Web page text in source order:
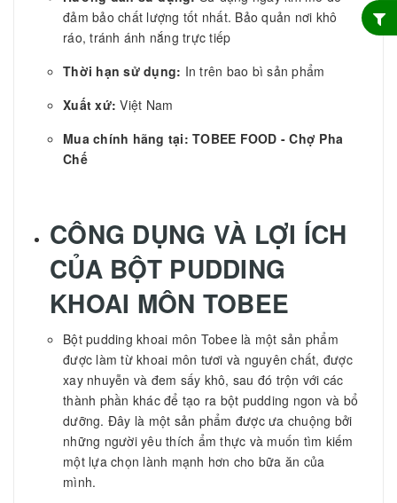
đảm bảo chất lượng tốt nhất. Bảo quản nơi khô
ráo, tránh ánh nắng trực tiếp
Thời hạn sử dụng: In trên bao bì sản phẩm
Xuất xứ: Việt Nam
Mua chính hãng tại: TOBEE FOOD - Chợ Pha
Chế
CÔNG DỤNG VÀ LỢI ÍCH
CỦA BỘT PUDDING
KHOAI MÔN TOBEE
Bột pudding khoai môn Tobee là một sản phẩm
được làm từ khoai môn tươi và nguyên chất, được
xay nhuyễn và đem sấy khô, sau đó trộn với các
thành phần khác để tạo ra bột pudding ngon và bổ
dưỡng. Đây là một sản phẩm được ưa chuộng bởi
những người yêu thích ẩm thực và muốn tìm kiếm
một lựa chọn lành mạnh hơn cho bữa ăn của
mình.